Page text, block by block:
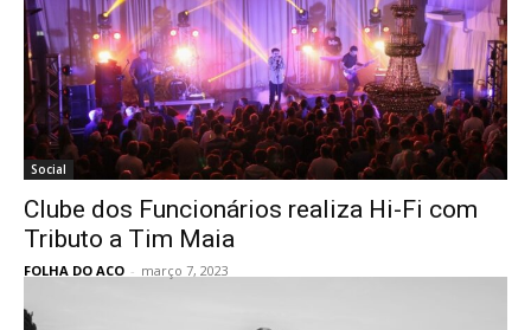
Social
Clube dos Funcionários realiza Hi-Fi com
Tributo a Tim Maia
FOLHA DO ACO - março 7, 2023